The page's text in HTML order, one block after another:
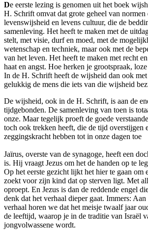
De eerste lezing is genomen uit het boek
H. Schrift omvat dat grote geheel van normen
levenswijsheid en levens cultuur, die de
samenleving. Het heeft te maken met de
stelt, met visie, durf en moed, met de
wetenschap en techniek, maar ook met de
van het leven. Het heeft te maken met recht
haat en angst. Hoe herken je grootspraak,
In de H. Schrift heeft de wijsheid dan ook
gelukkig de mens die iets van die wijsheid
De wijsheid, ook in de H. Schrift, is aan de
tijdgebonden. De samenleving van toen is
onze. Maar tegelijk proeft de goede
toch ook trekken heeft, die de tijd overstijgen
zeggingskracht hebben tot in onze dagen toe
Jaïrus, overste van de synagoge, heeft een
is. Hij vraagt Jezus om het de handen op te
Op het eerste gezicht lijkt het hier te gaan om
zoekt voor zijn kind dat op sterven ligt. Met
oproept. En Jezus is dan de reddende engel
denk dat het verhaal dieper gaat. Immers:
verhaal horen we dat het meisje twaalf jaar
de leeftijd, waarop je in de traditie van Israël
jongvolwassene wordt.